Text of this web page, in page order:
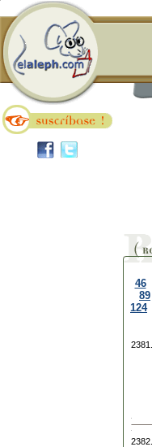
46
89
124
2381.
2382.